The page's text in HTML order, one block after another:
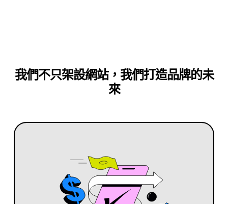
我們不只架設網站，我們打造品牌的未
來